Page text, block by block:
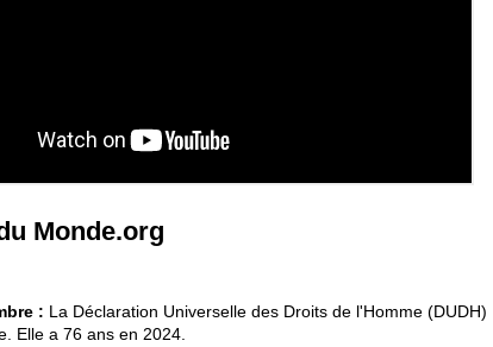
Monde.org
: La Déclaration Universelle des Droits de l'Homme (DUDH)
Elle a 76 ans en 2024.